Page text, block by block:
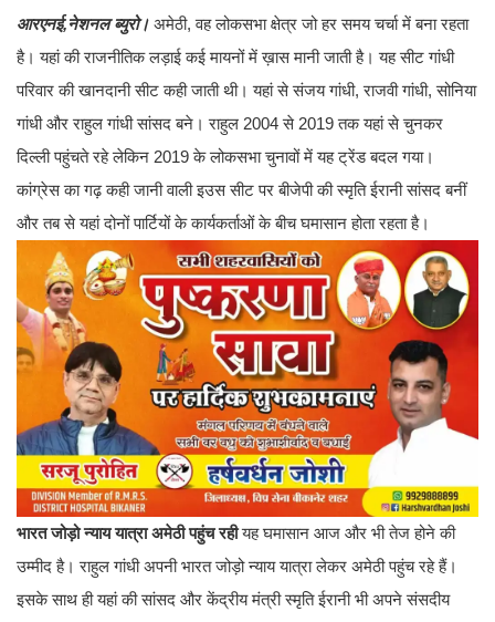
आरएनई,नेशनल ब्युरो। अमेठी, वह लोकसभा क्षेत्र जो हर समय चर्चा में बना रहता
है। यहां की राजनीतिक लड़ाई कई मायनों में ख़ास मानी जाती है। यह सीट गांधी
परिवार की खानदानी सीट कही जाती थी। यहां से संजय गांधी, राजवी गांधी, सोनिया
गांधी और राहुल गांधी सांसद बने। राहुल 2004 से 2019 तक यहां से चुनकर
दिल्ली पहुंचते रहे लेकिन 2019 के लोकसभा चुनावों में यह ट्रेंड बदल गया।
कांग्रेस का गढ़ कही जानी वाली इउस सीट पर बीजेपी की स्मृति ईरानी सांसद बनीं
और तब से यहां दोनों पार्टियों के कार्यकर्ताओं के बीच घमासान होता रहता है।
भारत जोड़ो न्याय यात्रा अमेठी पहुंच रहीयह घमासान आज और भी तेज होने की
उम्मीद है। राहुल गांधी अपनी भारत जोड़ो न्याय यात्रा लेकर अमेठी पहुंच रहे हैं।
इसके साथ ही यहां की सांसद और केंद्रीय मंत्री स्मृति ईरानी भी अपने संसदीय